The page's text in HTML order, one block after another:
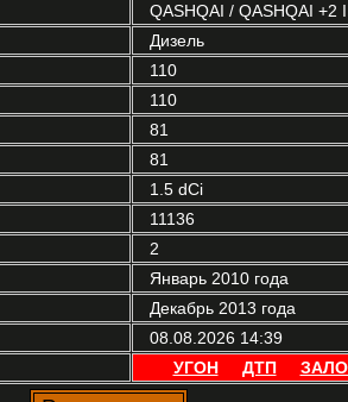
QASHQAI / QASHQAI +2
Дизель
110
110
81
81
1.5 dCi
11136
2
Январь 2010 года
Декабрь 2013 года
08.08.2026 14:39
УГОН ДТП